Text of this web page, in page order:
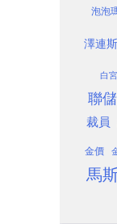
泡泡
澤連
白宮
聯
裁員
金價
馬